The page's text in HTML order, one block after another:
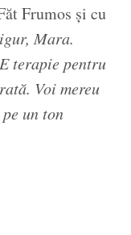
Frumos și cu
Mara.
terapie pentru
Voi mereu
un ton